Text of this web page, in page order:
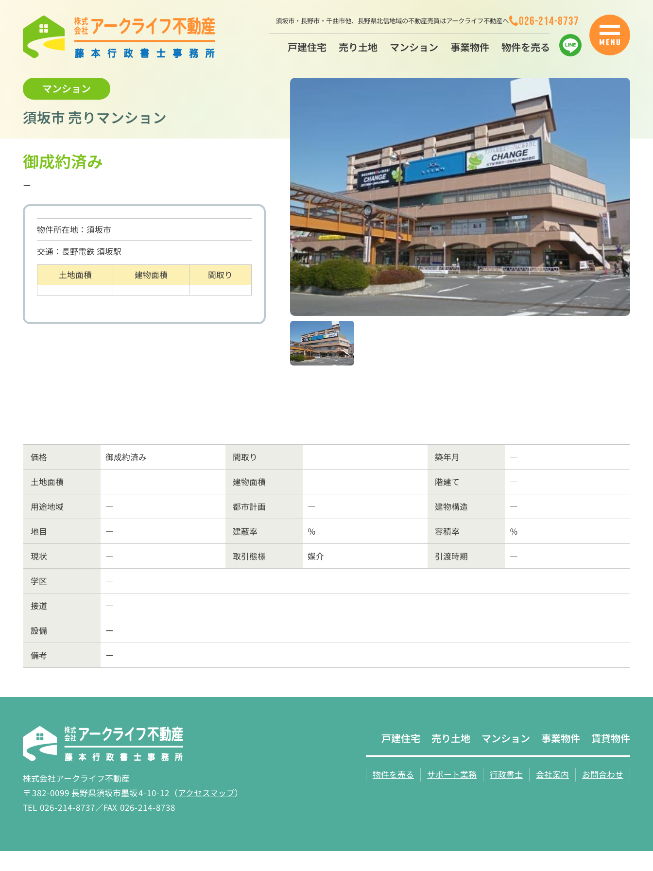
須坂市・長野市・千曲市他、 長野県北信地域の不動産売買はアークライフ不動産へ
戸建住宅 売り土地 マンション 事業物件 物件を売る
026-214-8737
マンション
須坂市 売りマンション
御成約済み
ー
物件所在地：須坂市
交通：長野電鉄 須坂駅
土地面積
建物面積 間取り
価格 御成約済み 間取り 築年月 ―
土地面積 建物面積 階建て ―
用途地域 ― 都市計画 ― 建物構造 ―
地目 ― 建蔽率 ％ 容積率 ％
現状 ― 取引態様 媒介 引渡時期 ―
学区 ―
接道 ―
設備 ー
備考 ー
株式会社アークライフ不動産
〒 382-0099 長野県須坂市墨坂4-10-12 （アクセスマップ）
TEL 026-214-8737／FAX 026-214-8738
戸建住宅 売り土地 マンション 事業物件 賃貸物件
物件を売る サポート業務 行政書士 会社案内 お問合わせ
物件を売る サポート業務 会社案内
お客様の声 個人情報保護方針
026-214-8737